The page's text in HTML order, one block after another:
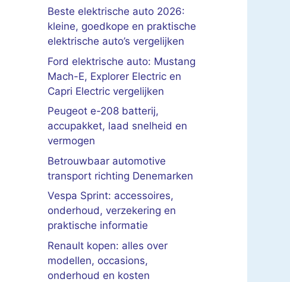
Beste elektrische auto 2026:
kleine, goedkope en praktische
elektrische auto’s vergelijken
Ford elektrische auto: Mustang
Mach-E, Explorer Electric en
Capri Electric vergelijken
Peugeot e-208 batterij,
accupakket, laad snelheid en
vermogen
Betrouwbaar automotive
transport richting Denemarken
Vespa Sprint: accessoires,
onderhoud, verzekering en
praktische informatie
Renault kopen: alles over
modellen, occasions,
onderhoud en kosten